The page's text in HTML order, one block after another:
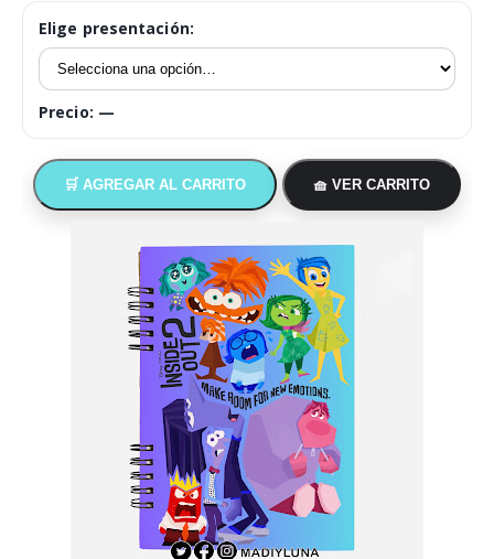
Elige presentación:
Precio: —
🛒 AGREGAR AL CARRITO 🧺 VER CARRITO